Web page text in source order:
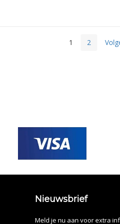
1 2
Nieuwsbrief
Meld je nu aan voor extra